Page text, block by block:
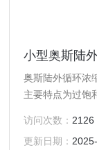
小型奥斯陆
奥斯陆外循环浓
主要特点为过饱
良好的条件。
访问次数： 2126
更新日期：